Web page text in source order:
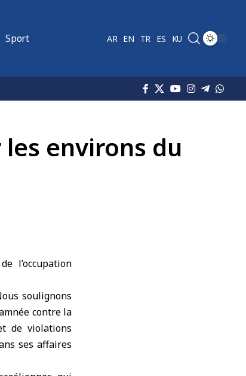
Sport AR EN TR ES KU
environs du
l’occupation
soulignons
contre la
de violations
ses affaires